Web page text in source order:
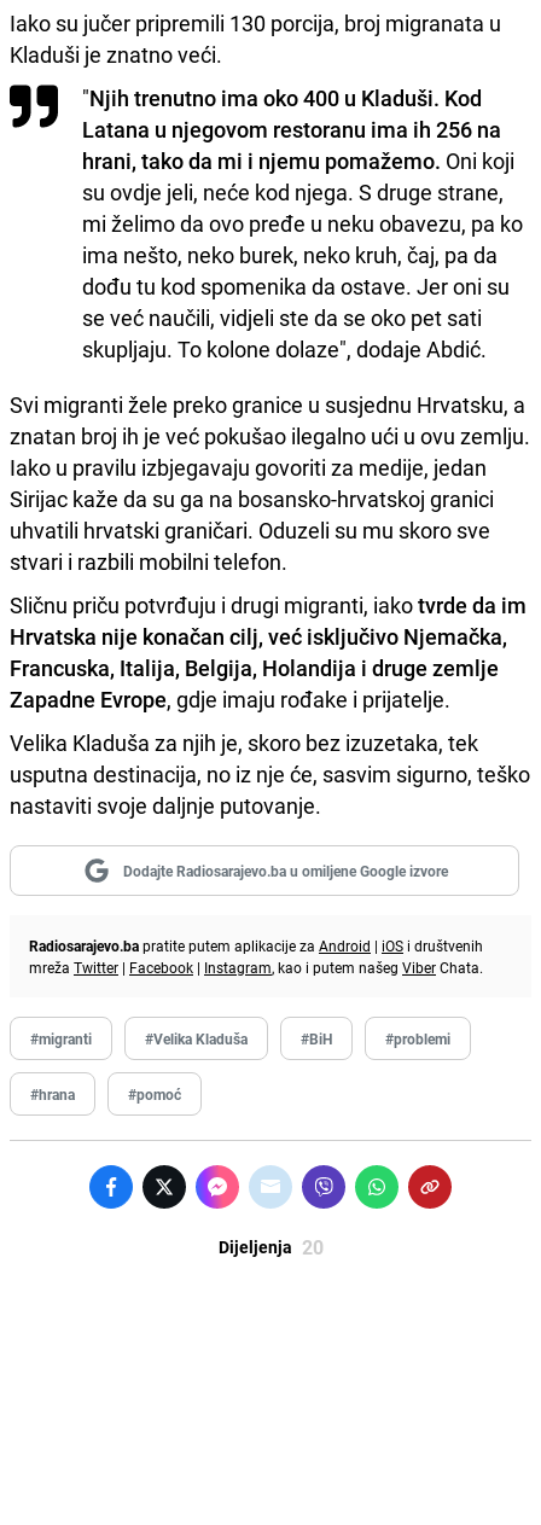
Iako su jučer pripremili 130 porcija, broj migranata u
Kladuši je znatno veći.
"Njih trenutno ima oko 400 u Kladuši. Kod
Latana u njegovom restoranu ima ih 256 na
hrani, tako da mi i njemu pomažemo. Oni koji
su ovdje jeli, neće kod njega. S druge strane,
mi želimo da ovo pređe u neku obavezu, pa ko
ima nešto, neko burek, neko kruh, čaj, pa da
dođu tu kod spomenika da ostave. Jer oni su
se već naučili, vidjeli ste da se oko pet sati
skupljaju. To kolone dolaze", dodaje Abdić.
Svi migranti žele preko granice u susjednu Hrvatsku, a
znatan broj ih je već pokušao ilegalno ući u ovu zemlju.
Iako u pravilu izbjegavaju govoriti za medije, jedan
Sirijac kaže da su ga na bosansko-hrvatskoj granici
uhvatili hrvatski graničari. Oduzeli su mu skoro sve
stvari i razbili mobilni telefon.
Sličnu priču potvrđuju i drugi migranti, iakotvrde da im
Hrvatska nije konačan cilj, već isključivo Njemačka,
Francuska, Italija, Belgija, Holandija i druge zemlje
Zapadne Evrope, gdje imaju rođake i prijatelje.
Velika Kladuša za njih je, skoro bez izuzetaka, tek
usputna destinacija, no iz nje će, sasvim sigurno, teško
nastaviti svoje daljnje putovanje.
Dodajte Radiosarajevo.ba u omiljene Google izvore
Radiosarajevo.bapratite putem aplikacije za Android | iOS i društvenih
mreža Twitter | Facebook | Instagram, kao i putem našeg ViberChata.
#migranti #Velika Kladuša #BiH #problemi
#hrana #pomoć
Dijeljenja 20